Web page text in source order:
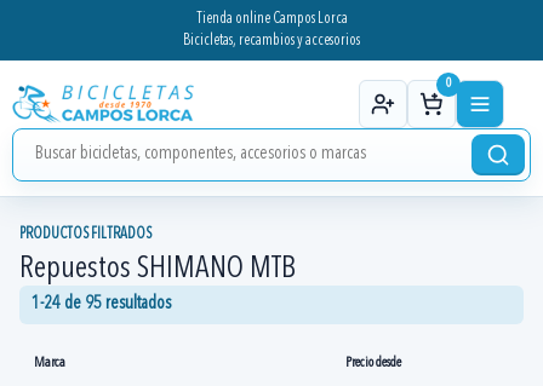
Tienda online Campos Lorca
Bicicletas, recambios y accesorios
0
PRODUCTOS FILTRADOS
Repuestos SHIMANO MTB
1-24 de 95 resultados
Marca Precio desde